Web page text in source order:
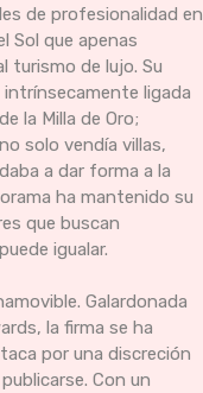
de profesionalidad en
Sol que apenas
turismo de lujo. Su
ligada
la Milla de Oro;
solo vendía villas,
a dar forma a la
ha mantenido su
que buscan
igualar.
Galardonada
la firma se ha
por una discreción
Con un